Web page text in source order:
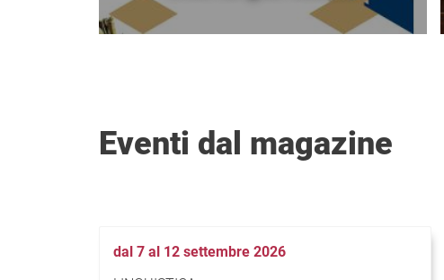
Eventi dal magazine
dal 7 al 12 settembre 2026